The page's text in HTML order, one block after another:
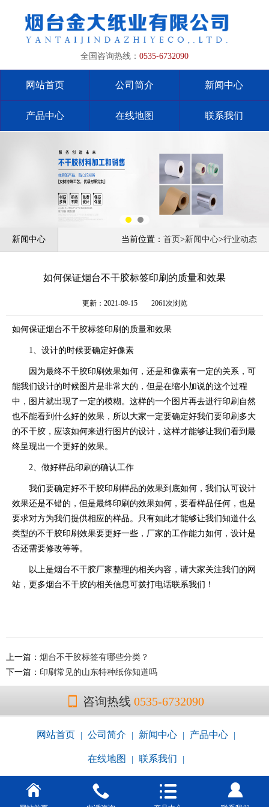
全国咨询热线： 0535-6732090
网站首页 公司简介 新闻中心
产品中心 在线地图 联系我们
新闻中心 当前位置： 首页>新闻中心>行业动态
如何保证烟台不干胶标签印刷的质量和效果
更新：2021-09-15 2061次浏览
如何保证烟台不干胶标签印刷的质量和效果
1、设计的时候要确定好像素
因为最终不干胶印刷效果如何，还是和像素有一定的关系，可
能我们设计的时候图片是非常大的，但是在缩小加说的这个过程
中，图片就出现了一定的模糊。这样的一个图片再去进行印刷自然
也不能看到什么好的效果，所以大家一定要确定好我们要印刷多大
的不干胶，应该如何来进行图片的设计，这样才能够让我们看到最
终呈现出一个更好的效果。
2、做好样品印刷的确认工作
我们要确定好不干胶印刷样品的效果到底如何，我们认可设计
效果还是不错的，但是最终印刷的效果如何，要看样品任何，也是
要求对方为我们提供相应的样品。只有如此才能够让我们知道什么
类型的不干胶印刷效果要更好一些，厂家的工作能力如何，设计是
否还需要修改等等。
以上是烟台不干胶厂家整理的相关内容，请大家关注我们的网
站，更多烟台不干胶的相关信息可拨打电话联系我们！
上一篇： 烟台不干胶标签有哪些分类？
下一篇： 印刷常见的山东特种纸你知道吗
咨询热线 0535-6732090
网站首页 公司简介 新闻中心 产品中心
在线地图 联系我们